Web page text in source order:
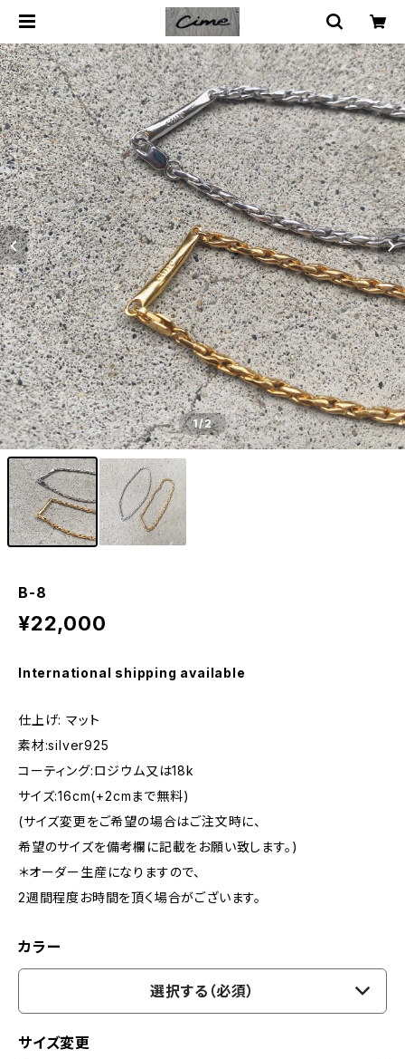
1/2
B-8
¥22,000
International shipping available
仕上げ: マット
素材:silver925
コーティング:ロジウム又は18k
サイズ:16cm(+2cmまで無料)
(サイズ変更をご希望の場合はご注文時に、
希望のサイズを備考欄に記載をお願い致します。)
＊オーダー生産になりますので、
2週間程度お時間を頂く場合がございます。
カラー
選択する（必須）
サイズ変更